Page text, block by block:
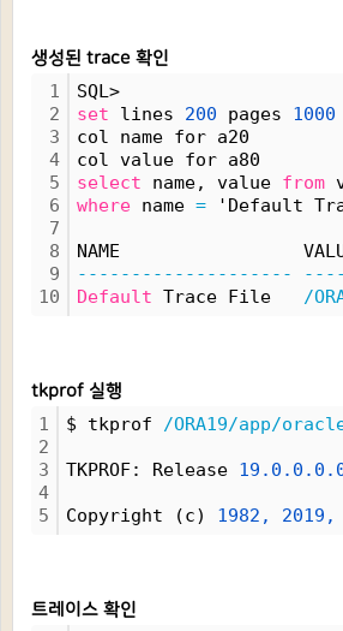
생성된 trace 확인
1
2
3
4
5
6
7
8
9
10
SQL>
set lines 200 pages 1000
col name for a20
col value for a80
select name, value from
where name = 'Default
NAME
--------------------
Default Trace File /
tkprof 실행
1
2
3
4
5
$ tkprof /ORA19/app/
TKPROF: Release
Copyright (c) 1982, 2019,
트레이스 확인